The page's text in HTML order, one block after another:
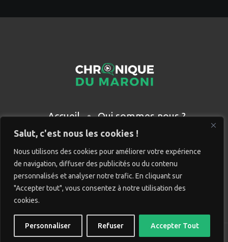
Salut, c'est nous les cookies !
Nous utilisons des cookies pour améliorer votre expérience
de navigation, diffuser des publicités ou du contenu
personnalisés et analyser notre trafic. En cliquant sur
"Accepter tout", vous consentez à notre utilisation des
cookies.
Personnaliser Refuser Accepter Tout
Accueil
Qui sommes nous ?
Partenaires
Contact